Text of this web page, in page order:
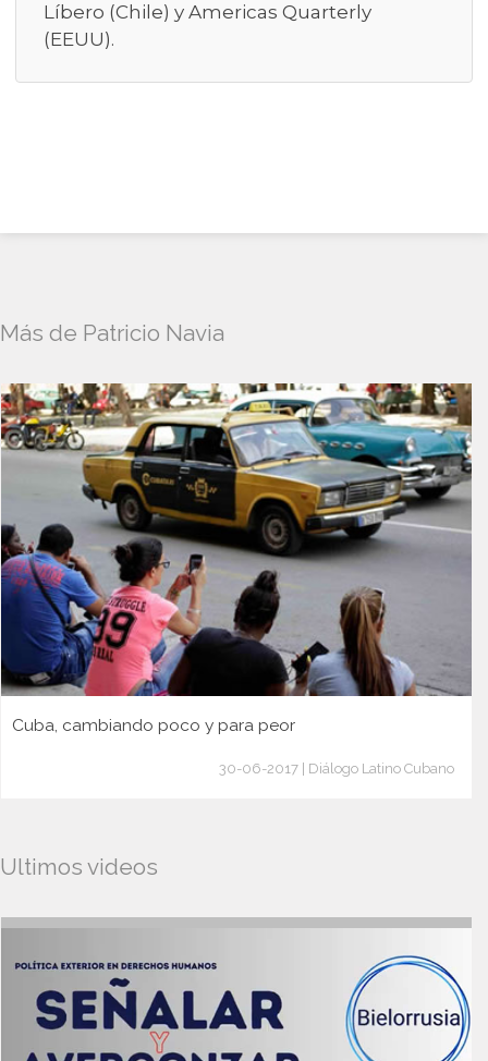
Líbero (Chile) y Americas Quarterly
(EEUU).
Más de Patricio Navia
Cuba, cambiando poco y para peor
30-06-2017 | Diálogo Latino Cubano
Ultimos videos